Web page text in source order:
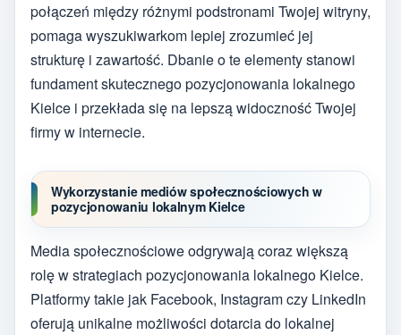
połączeń między różnymi podstronami Twojej witryny,
pomaga wyszukiwarkom lepiej zrozumieć jej
strukturę i zawartość. Dbanie o te elementy stanowi
fundament skutecznego pozycjonowania lokalnego
Kielce i przekłada się na lepszą widoczność Twojej
firmy w internecie.
Wykorzystanie mediów społecznościowych w
pozycjonowaniu lokalnym Kielce
Media społecznościowe odgrywają coraz większą
rolę w strategiach pozycjonowania lokalnego Kielce.
Platformy takie jak Facebook, Instagram czy LinkedIn
oferują unikalne możliwości dotarcia do lokalnej